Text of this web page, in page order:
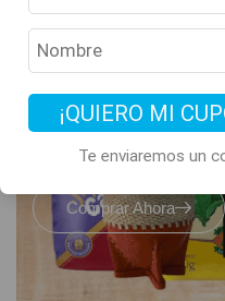
¡QUIERO MI
Te enviaremos un
Todos
de
están acá
Comprar Ahora